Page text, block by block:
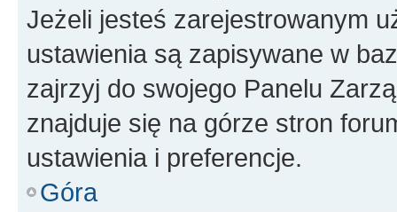
Jeżeli jesteś zarejestrowanym
ustawienia są zapisywane w
zajrzyj do swojego Panelu
znajduje się na górze stron
ustawienia i preferencje.
Góra